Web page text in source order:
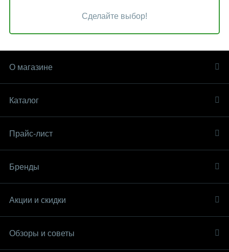
Сделайте выбор!
О магазине
Каталог
Прайс-лист
Бренды
Акции и скидки
Обзоры и советы